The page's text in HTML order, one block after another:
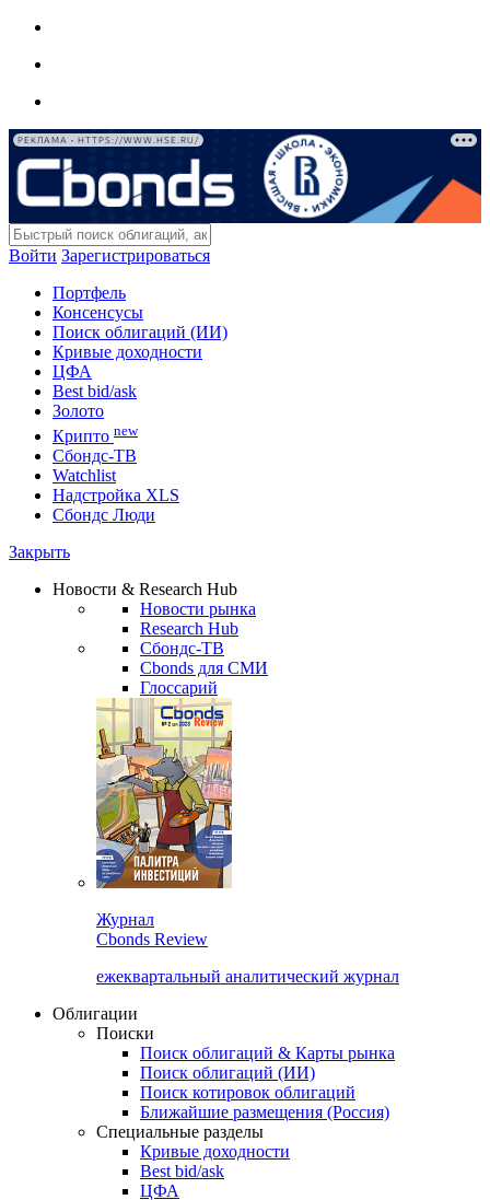
РЕКЛАМА • HTTPS://WWW.HSE.RU/
Войти Зарегистрироваться
Портфель
Консенсусы
Поиск облигаций (ИИ)
Кривые доходности
ЦФА
Best bid/ask
Золото
Крипто new
Сбондс-ТВ
Watchlist
Надстройка XLS
Сбондс Люди
Закрыть
Новости & Research Hub
Новости рынка
Research Hub
Сбондс-ТВ
Cbonds для СМИ
Глоссарий
Журнал
Cbonds Review
ежеквартальный аналитический журнал
Облигации
Поиски
Поиск облигаций & Карты рынка
Поиск облигаций (ИИ)
Поиск котировок облигаций
Ближайшие размещения (Россия)
Специальные разделы
Кривые доходности
Best bid/ask
ЦФА